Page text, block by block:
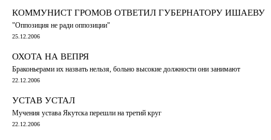
КОММУНИСТ ГРОМОВ ОТВЕТИЛ ГУБЕРНАТОРУ ИШАЕВУ
"Оппозиция не ради оппозиции"
25.12.2006
ОХОТА НА ВЕПРЯ
Браконьерами их назвать нельзя, больно высокие должности они занимают
22.12.2006
УСТАВ УСТАЛ
Мучения устава Якутска перешли на третий круг
22.12.2006